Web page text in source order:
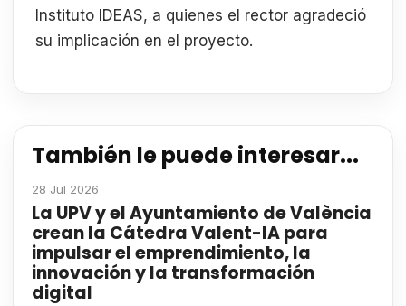
Instituto IDEAS, a quienes el rector agradeció
su implicación en el proyecto.
También le puede interesar...
28 Jul 2026
La UPV y el Ayuntamiento de València
crean la Cátedra Valent-IA para
impulsar el emprendimiento, la
innovación y la transformación
digital